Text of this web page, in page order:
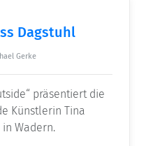
Dagstuhl
Gerke
präsentiert die
Künstlerin Tina
Wadern.